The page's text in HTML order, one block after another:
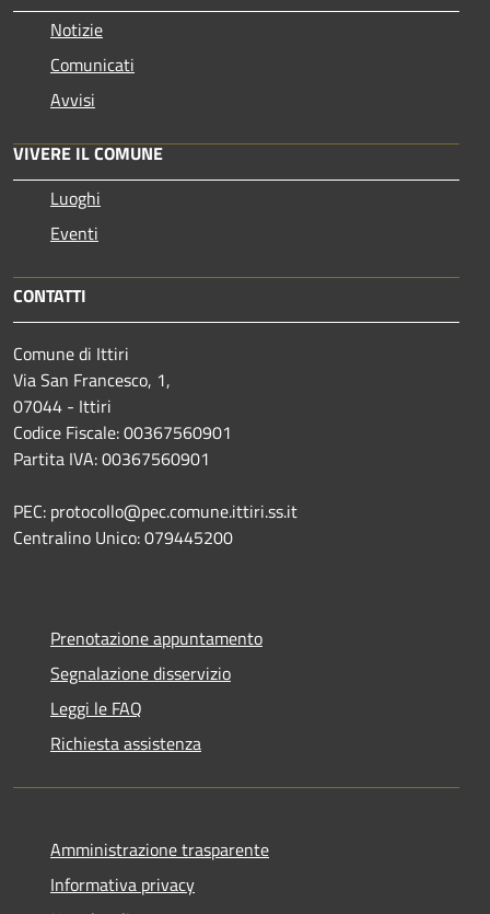
Notizie
Comunicati
Avvisi
VIVERE IL COMUNE
Luoghi
Eventi
CONTATTI
Comune di Ittiri
Via San Francesco, 1,
07044 - Ittiri
Codice Fiscale: 00367560901
Partita IVA: 00367560901
PEC: protocollo@pec.comune.ittiri.ss.it
Centralino Unico: 079445200
Prenotazione appuntamento
Segnalazione disservizio
Leggi le FAQ
Richiesta assistenza
Amministrazione trasparente
Informativa privacy